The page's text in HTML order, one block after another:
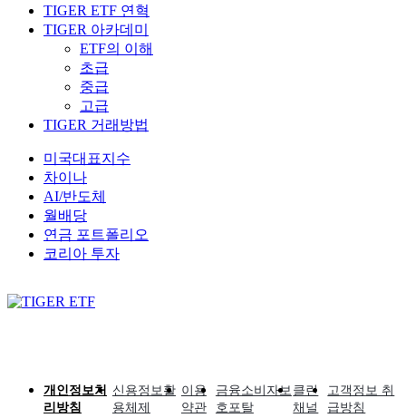
TIGER ETF 연혁
TIGER 아카데미
ETF의 이해
초급
중급
고급
TIGER 거래방법
미국대표지수
차이나
AI/반도체
월배당
연금 포트폴리오
코리아 투자
개인정보처
리방침
신용정보활
용체제
이용
약관
금융소비자보
호포탈
클린
채널
고객정보 취
급방침